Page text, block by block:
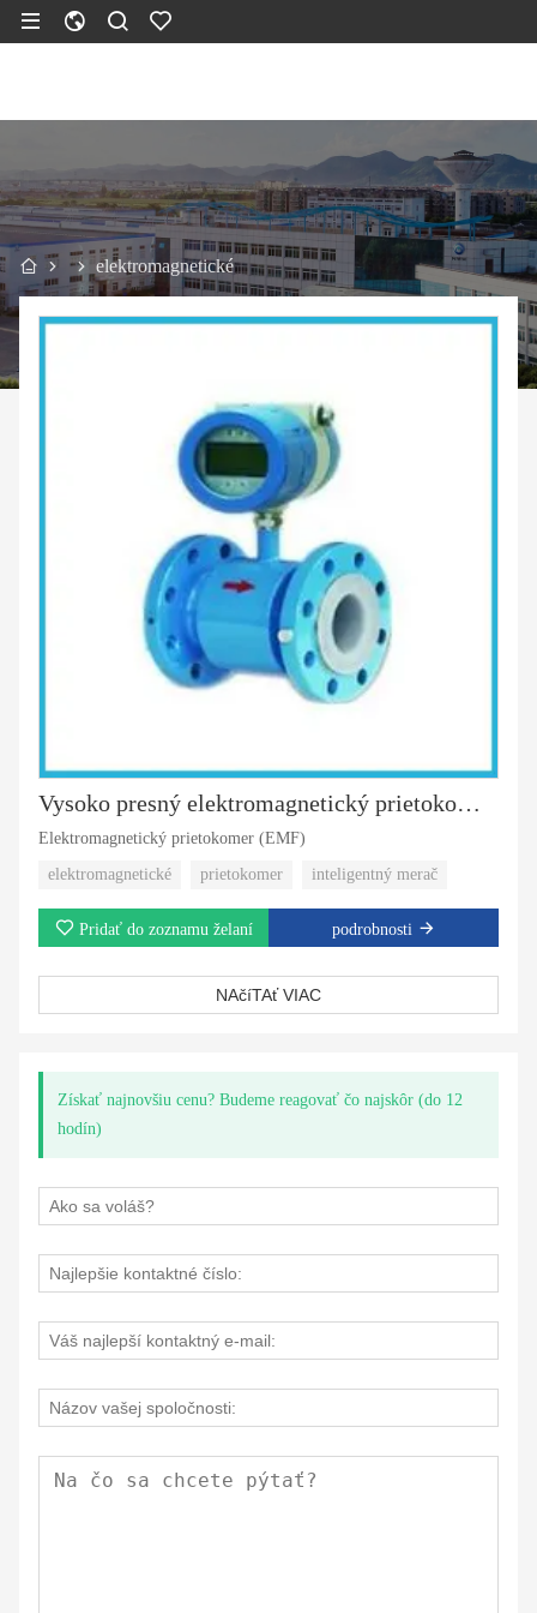
elektromagnetické
Vysoko presný elektromagnetický prietokomer EMF
Elektromagnetický prietokomer (EMF)
elektromagnetické
prietokomer inteligentný merač
Pridať do zoznamu želaní podrobnosti
NAčíTAť VIAC
Získať najnovšiu cenu? Budeme reagovať čo najskôr (do 12
hodín)